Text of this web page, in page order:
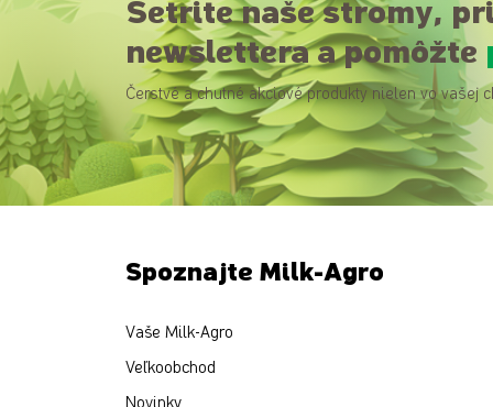
Šetrite naše stromy,
newslettera a pomôžte
Čerstvé a chutné akciové produkty nielen vo vašej
Spoznajte Milk-Agro
Vaše Milk-Agro
Veľkoobchod
Novinky